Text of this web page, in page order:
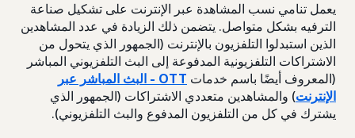
يعمل تنامي نسب المشاهدة عبر الإنترنت على تشكيل صناعة
الترفيه بشكل متواصل. يتضمن ذلك الزيادة في عدد المشاهدين
الذين استبدلوا التلفزيون بالإنترنت (الجمهور الذي يتحول من
الاشتراكات التلفزيونية المدفوعة إلى البث التلفزيوني المباشر
(المعروف أيضًا باسم خدمات
OTT - البث المباشر عبر
الإنترنت) والمشاهدين متعددي الاشتراكات (الجمهور الذي
يشترك في كل من التلفزيون المدفوع والبث التلفزيوني).